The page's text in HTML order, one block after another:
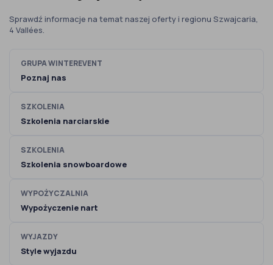
Sprawdź informacje na temat naszej oferty i regionu Szwajcaria,
4 Vallées.
GRUPA WINTEREVENT
Poznaj nas
SZKOLENIA
Szkolenia narciarskie
SZKOLENIA
Szkolenia snowboardowe
WYPOŻYCZALNIA
Wypożyczenie nart
WYJAZDY
Style wyjazdu